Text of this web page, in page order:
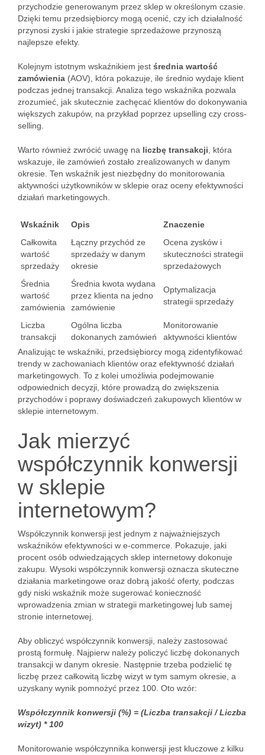
przychodzie generowanym przez sklep w określonym czasie.
Dzięki temu przedsiębiorcy mogą ocenić, czy ich działalność
przynosi zyski i jakie strategie sprzedażowe przynoszą
najlepsze efekty.
Kolejnym istotnym wskaźnikiem jest średnia wartość
zamówienia (AOV), która pokazuje, ile średnio wydaje klient
podczas jednej transakcji. Analiza tego wskaźnika pozwala
zrozumieć, jak skutecznie zachęcać klientów do dokonywania
większych zakupów, na przykład poprzez upselling czy cross-
selling.
Warto również zwrócić uwagę na liczbę transakcji , która
wskazuje, ile zamówień zostało zrealizowanych w danym
okresie. Ten wskaźnik jest niezbędny do monitorowania
aktywności użytkowników w sklepie oraz oceny efektywności
działań marketingowych.
Wskaźnik Opis
Znaczenie
Całkowita
wartość
sprzedaży
Łączny przychód ze
sprzedaży w danym
okresie
Ocena zysków i
skuteczności strategii
sprzedażowych
Średnia
wartość
zamówienia
Średnia kwota wydana
przez klienta na jedno
zamówienie
Optymalizacja
strategii sprzedaży
Liczba
transakcji
Ogólna liczba
dokonanych zamówień
Monitorowanie
aktywności klientów
Analizując te wskaźniki, przedsiębiorcy mogą zidentyfikować
trendy w zachowaniach klientów oraz efektywność działań
marketingowych. To z kolei umożliwia podejmowanie
odpowiednich decyzji, które prowadzą do zwiększenia
przychodów i poprawy doświadczeń zakupowych klientów w
sklepie internetowym.
Jak mierzyć
współczynnik konwersji
w sklepie
internetowym?
Współczynnik konwersji jest jednym z najważniejszych
wskaźników efektywności w e-commerce. Pokazuje, jaki
procent osób odwiedzających sklep internetowy dokonuje
zakupu. Wysoki współczynnik konwersji oznacza skuteczne
działania marketingowe oraz dobrą jakość oferty, podczas
gdy niski wskaźnik może sugerować konieczność
wprowadzenia zmian w strategii marketingowej lub samej
stronie internetowej.
Aby obliczyć współczynnik konwersji, należy zastosować
prostą formułę. Najpierw należy policzyć liczbę dokonanych
transakcji w danym okresie. Następnie trzeba podzielić tę
liczbę przez całkowitą liczbę wizyt w tym samym okresie, a
uzyskany wynik pomnożyć przez 100. Oto wzór:
Współczynnik konwersji (%) = (Liczba transakcji / Liczba
wizyt) * 100
Monitorowanie współczynnika konwersji jest kluczowe z kilku